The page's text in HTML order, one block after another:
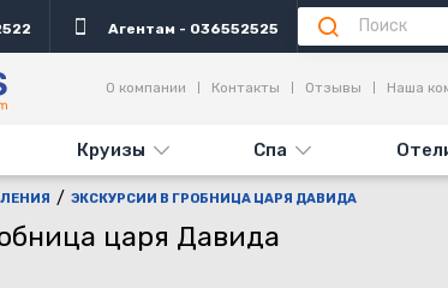
Агентам - 036552525
Круизы Спа
О компании Контакты Отзывы Наша
ЭКСКУРСИИ В ГРОБНИЦА ЦАРЯ ДАВИДА
царя Давида